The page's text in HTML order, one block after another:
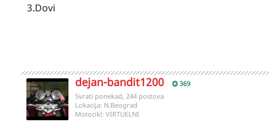
3.Dovi
dejan-bandit1200 369
Svrati ponekad, 244 postova
Lokacija: N.Beograd
Motocikl: VIRTUELNI